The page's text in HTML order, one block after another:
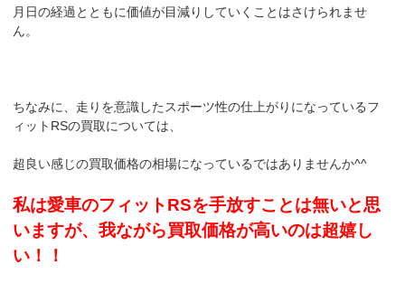
月日の経過とともに価値が目減りしていくことはさけられませ
ん。
ちなみに、走りを意識したスポーツ性の仕上がりになっているフ
ィットRSの買取については、
超良い感じの買取価格の相場になっているではありませんか^^
私は愛車のフィットRSを手放すことは無いと思
いますが、我ながら買取価格が高いのは超嬉し
い！！